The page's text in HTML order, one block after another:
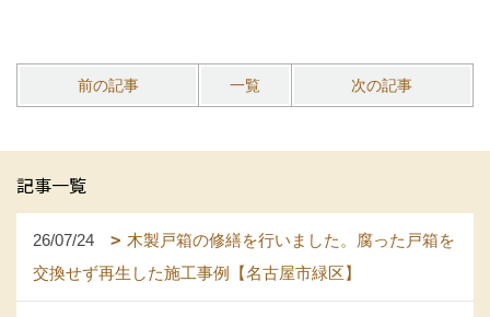
前の記事 一覧 次の記事
記事一覧
26/07/24
木製戸箱の修繕を行いました。腐った戸箱を
交換せず再生した施工事例【名古屋市緑区】